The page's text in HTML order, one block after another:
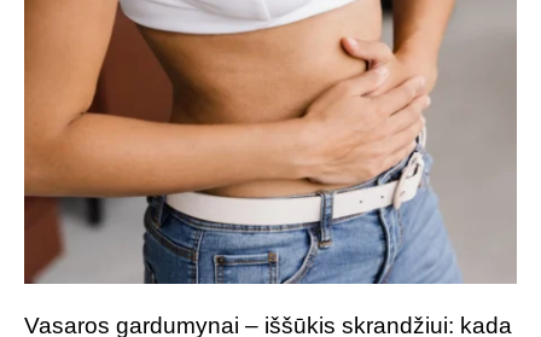
Vasaros gardumynai – iššūkis skrandžiui: kada